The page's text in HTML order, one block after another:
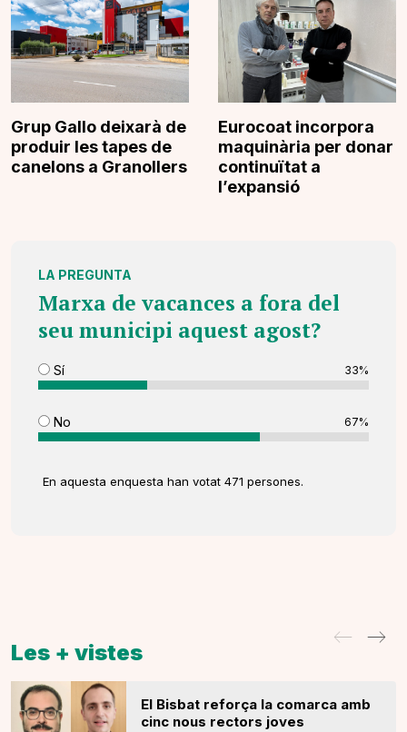
Grup Gallo deixarà de
produir les tapes de
canelons a Granollers
Eurocoat incorpora
maquinària per donar
continuïtat a
l’expansió
LA PREGUNTA
Marxa de vacances a fora del
seu municipi aquest agost?
Sí 33%
No 67%
En aquesta enquesta han votat 471 persones.
Les + vistes
El Bisbat reforça la comarca amb
cinc nous rectors joves